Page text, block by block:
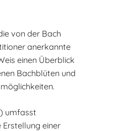
von der Bach
anerkannte
einen Überblick
Bachblüten und
umfasst
Erstellung einer